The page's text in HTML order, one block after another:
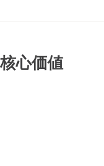
核心価値